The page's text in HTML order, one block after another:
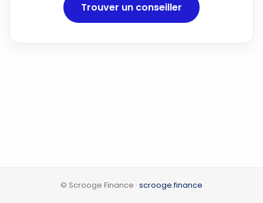
Trouver un conseiller
© Scrooge Finance · scrooge.finance